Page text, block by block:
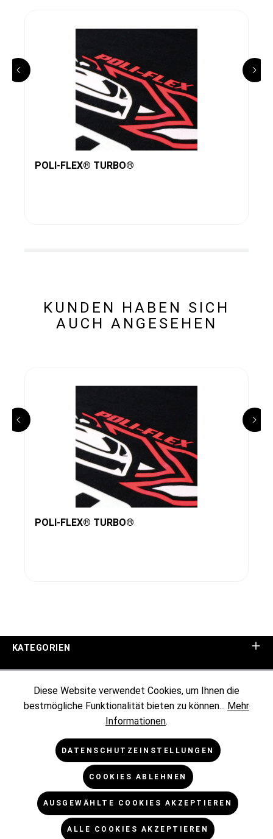
POLI-FLEX® TURBO®
KUNDEN HABEN SICH
AUCH ANGESEHEN
POLI-FLEX® TURBO®
KATEGORIEN
KUNDENINFORMATIONEN
RECHTLICHES
* Alle Preise exkl. gesetzl. Mehrwertsteuer zzgl.
Diese Website verwendet Cookies, um Ihnen die
bestmögliche Funktionalität bieten zu können... Mehr
Informationen.
DATENSCHUTZEINSTELLUNGEN
COOKIES ABLEHNEN
AUSGEWÄHLTE COOKIES AKZEPTIEREN
ALLE COOKIES AKZEPTIEREN